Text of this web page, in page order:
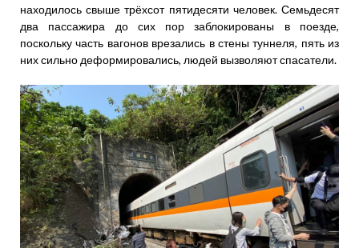
находилось свыше трёхсот пятидесяти человек. Семьдесят
два пассажира до сих пор заблокированы в поезде,
поскольку часть вагонов врезались в стены туннеля, пять из
них сильно деформировались, людей вызволяют спасатели.